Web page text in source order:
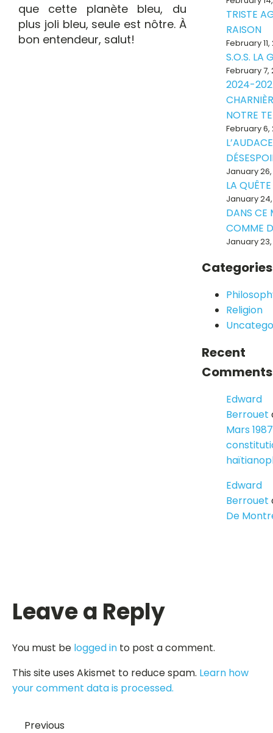
que cette planète bleu, du
plus joli bleu, seule est nôtre. À
bon entendeur, salut!
TRISTE
RAISON
February
S.O.S. LA
February 7,
2024-
NOTRE
February 6,
January
LA
January
DANS CE
COMME
January
Categories
Religion
Recent
Comments
Edward
Berrouet
Mars
Edward
Berrouet
De
Leave a Reply
You must be logged in to post a comment.
This site uses Akismet to reduce spam. Learn how
your comment data is processed.
Previous